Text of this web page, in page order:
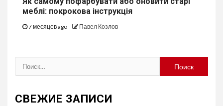
меблі: покрокова інструкція
7 месяцев ago Павел Козлов
Найти:
СВЕЖИЕ ЗАПИСИ